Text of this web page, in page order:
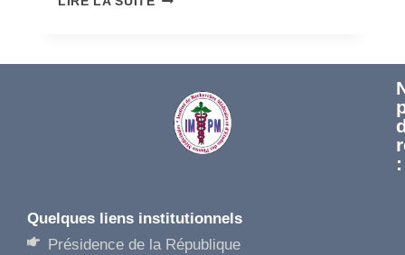
:
Quelques liens institutionnels​
Présidence de la République